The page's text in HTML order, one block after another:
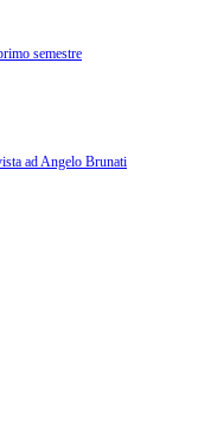
semestre
ad Angelo Brunati